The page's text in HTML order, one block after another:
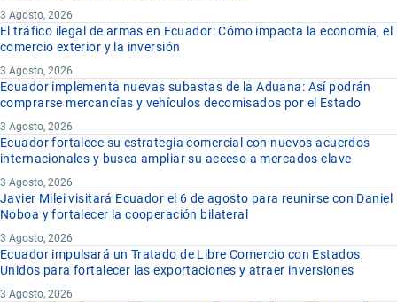
3 Agosto, 2026
El tráfico ilegal de armas en Ecuador: Cómo impacta la economía, el
comercio exterior y la inversión
3 Agosto, 2026
Ecuador implementa nuevas subastas de la Aduana: Así podrán
comprarse mercancías y vehículos decomisados por el Estado
3 Agosto, 2026
Ecuador fortalece su estrategia comercial con nuevos acuerdos
internacionales y busca ampliar su acceso a mercados clave
3 Agosto, 2026
Javier Milei visitará Ecuador el 6 de agosto para reunirse con Daniel
Noboa y fortalecer la cooperación bilateral
3 Agosto, 2026
Ecuador impulsará un Tratado de Libre Comercio con Estados
Unidos para fortalecer las exportaciones y atraer inversiones
3 Agosto, 2026